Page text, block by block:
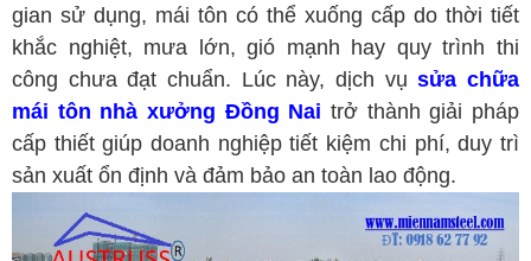
gian sử dụng, mái tôn có thể xuống cấp do thời tiết
khắc nghiệt, mưa lớn, gió mạnh hay quy trình thi
công chưa đạt chuẩn. Lúc này, dịch vụsửa chữa
mái tôn nhà xưởng Đồng Nai trở thành giải pháp
cấp thiết giúp doanh nghiệp tiết kiệm chi phí, duy trì
sản xuất ổn định và đảm bảo an toàn lao động.